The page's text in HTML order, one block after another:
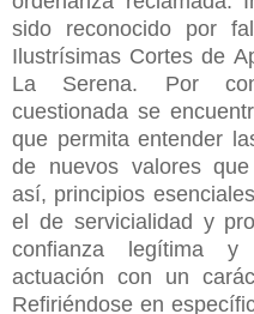
sido reconocido por
Ilustrísimas Cortes de
La Serena. Por
cuestionada se
que permita entender
de nuevos valores
así, principios
el de servicialidad y
confianza legítima y
actuación con un
Refiriéndose en